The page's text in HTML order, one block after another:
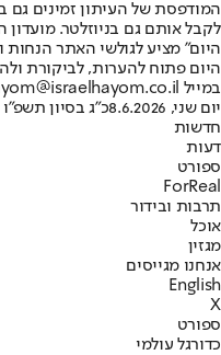
המודפסת של העיתון זמינים גם
לקבל אותם גם בניוזלטר.
היום" מציע לגולשי האתר הנחות
היום פתוח להערות, לביקורת
במייל hayom@israelhayom.co.il.
יום שני, 8.6.2026
כ"ג בסיון תשפ"ו
חדשות
דעות
ספורט
ForReal
תרבות ובידור
אוכל
מגזין
אנחנו מגייסים
English
X
ספורט
כדורגל עולמי